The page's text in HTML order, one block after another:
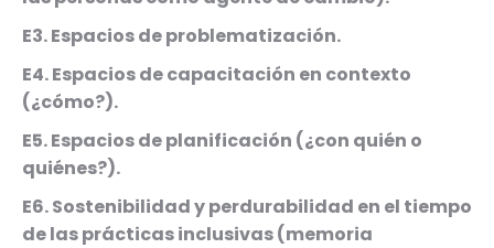
E3. Espacios de problematización.
E4. Espacios de capacitación en contexto
(¿cómo?).
E5. Espacios de planificación (¿con quién o
quiénes?).
E6. Sostenibilidad y perdurabilidad en el tiempo
de las prácticas inclusivas (memoria